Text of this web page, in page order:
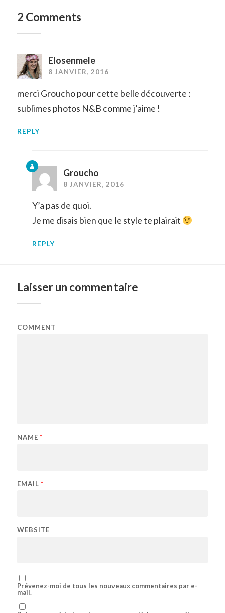
2 Comments
Elosenmele
8 JANVIER, 2016
merci Groucho pour cette belle découverte :
sublimes photos N&B comme j’aime !
REPLY
Groucho
8 JANVIER, 2016
Y’a pas de quoi.
Je me disais bien que le style te plairait
REPLY
Laisser un commentaire
COMMENT
NAME *
EMAIL *
WEBSITE
Prévenez-moi de tous les nouveaux commentaires par e-
mail.